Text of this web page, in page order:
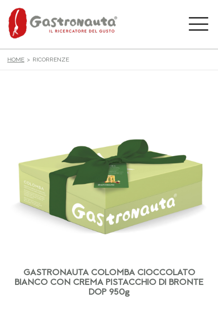
HOME RICORRENZE
GASTRONAUTA COLOMBA CIOCCOLATO
BIANCO CON CREMA PISTACCHIO DI BRONTE
DOP 950g